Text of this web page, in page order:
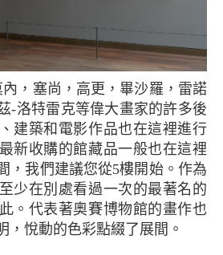
-洛特雷克等偉大畫家的許多後
建築和電影作品也在這裡進行
新收購的館藏品一般也在這裡
，我們建議您從5樓開始。作為
少在別處看過一次的最著名的
。代表著奧賽博物館的畫作也
，悅動的色彩點綴了展間。